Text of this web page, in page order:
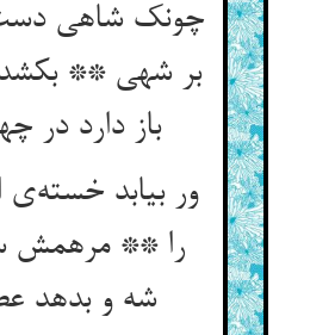
چونک شاهی
بر شهی **
باز دارد در
ور بیابد خسته‌ی
را ** مرهمش
شه و بدهد